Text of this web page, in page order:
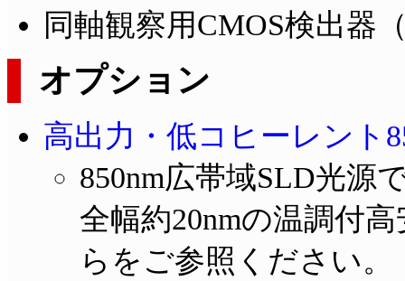
同軸観察用CMOS検出
オプション
高出力・低コヒーレント
850nm広帯域SLD光源
全幅約20nmの温調付
らをご参照ください。